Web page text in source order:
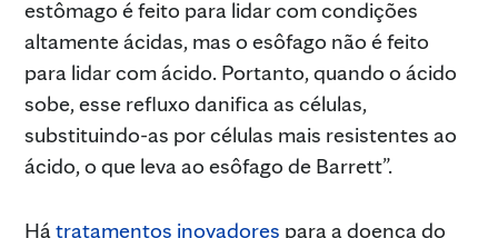
estômago é feito para lidar com condições
altamente ácidas, mas o esôfago não é feito
para lidar com ácido. Portanto, quando o ácido
sobe, esse refluxo danifica as células,
substituindo-as por células mais resistentes ao
ácido, o que leva ao esôfago de Barrett”.
Hátratamentos inovadores para a doença do